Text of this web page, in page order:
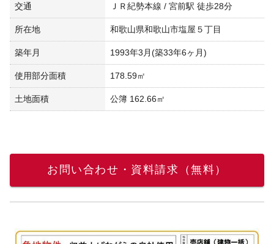
交通 ＪＲ紀勢本線 / 宮前駅 徒歩28分
所在地 和歌山県和歌山市塩屋５丁目
築年月 1993年3月(築33年6ヶ月)
使用部分面積 178.59㎡
土地面積 公簿 162.66㎡
お問い合わせ・資料請求（無料）